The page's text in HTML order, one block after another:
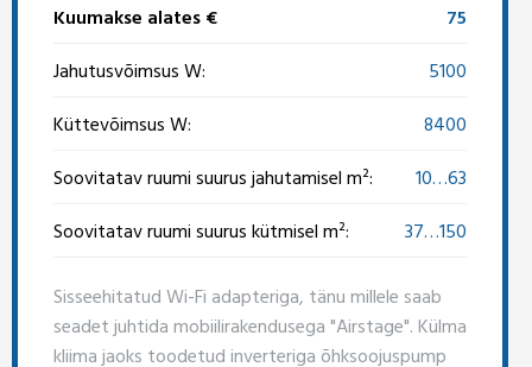
Kuumakse alates €
75
Jahutusvõimsus W:
5100
Küttevõimsus W:
8400
Soovitatav ruumi suurus jahutamisel m²:
10…63
Soovitatav ruumi suurus kütmisel m²:
37…150
Sisseehitatud Wi-Fi adapteriga, tänu millele saab
seadet juhtida mobiilirakendusega "Airstage". Külma
kliima jaoks toodetud inverteriga õhksoojuspump